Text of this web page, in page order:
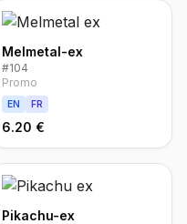
Melmetal-ex
#104
Promo
EN FR
6.20 €
Pikachu-ex